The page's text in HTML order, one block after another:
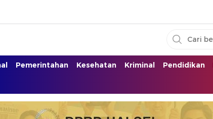
Pemerintahan Kesehatan Kriminal Pendidikan